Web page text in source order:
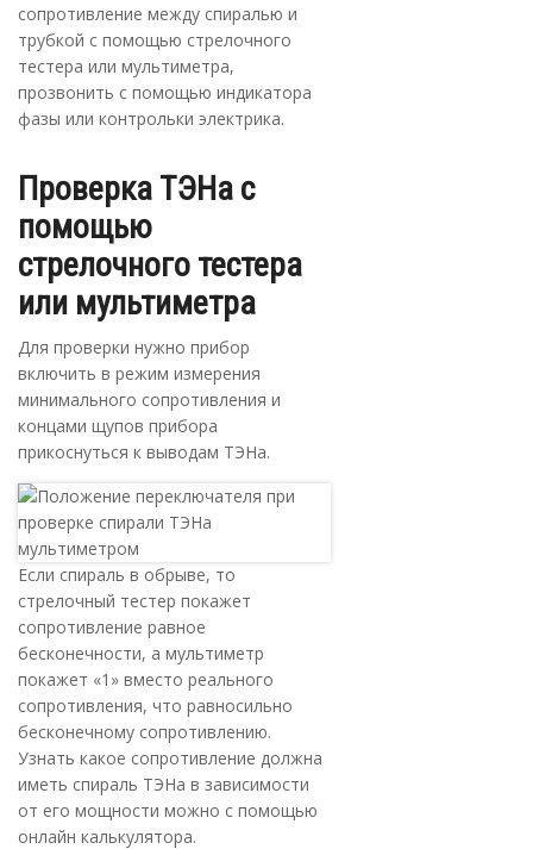
сопротивление между спиралью и
трубкой с помощью стрелочного
тестера или мультиметра,
прозвонить с помощью индикатора
фазы или контрольки электрика.
Проверка ТЭНа с
помощью
стрелочного тестера
или мультиметра
Для проверки нужно прибор
включить в режим измерения
минимального сопротивления и
концами щупов прибора
прикоснуться к выводам ТЭНа.
Если спираль в обрыве, то
стрелочный тестер покажет
сопротивление равное
бесконечности, а мультиметр
покажет «1» вместо реального
сопротивления, что равносильно
бесконечному сопротивлению.
Узнать какое сопротивление должна
иметь спираль ТЭНа в зависимости
от его мощности можно с помощью
онлайн калькулятора.